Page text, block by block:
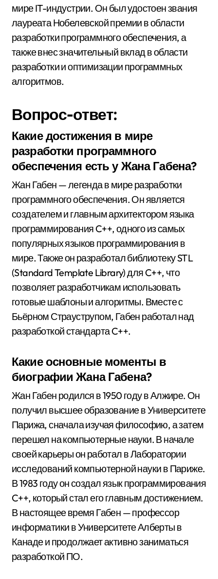
мире IT-индустрии. Он был удостоен звания
лауреата Нобелевской премии в области
разработки программного обеспечения, а
также внес значительный вклад в области
разработки и оптимизации программных
алгоритмов.
Вопрос-ответ:
Какие достижения в мире
разработки программного
обеспечения есть у Жана Габена?
Жан Габен — легенда в мире разработки
программного обеспечения. Он является
создателем и главным архитектором языка
программирования C++, одного из самых
популярных языков программирования в
мире. Также он разработал библиотеку STL
(Standard Template Library) для C++, что
позволяет разработчикам использовать
готовые шаблоны и алгоритмы. Вместе с
Бьёрном Страуструпом, Габен работал над
разработкой стандарта C++.
Какие основные моменты в
биографии Жана Габена?
Жан Габен родился в 1950 году в Алжире. Он
получил высшее образование в Университете
Парижа, сначала изучая философию, а затем
перешел на компьютерные науки. В начале
своей карьеры он работал в Лаборатории
исследований компьютерной науки в Париже.
В 1983 году он создал язык программирования
C++, который стал его главным достижением.
В настоящее время Габен — профессор
информатики в Университете Алберты в
Канаде и продолжает активно заниматься
разработкой ПО.